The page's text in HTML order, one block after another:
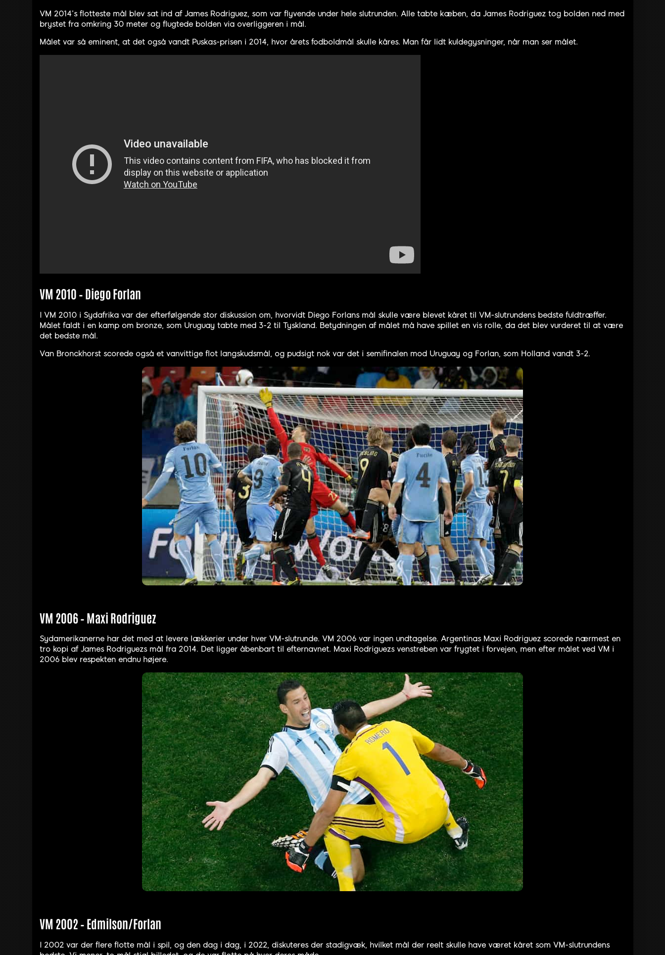
VM 2014’s flotteste mål blev sat ind af James Rodriguez, som var flyvende under hele slutrunden. Alle tabte kæben, da James Rodriguez tog bolden ned med
brystet fra omkring 30 meter og flugtede bolden via overliggeren i mål.
Målet var så eminent, at det også vandt Puskas-prisen i 2014, hvor årets fodboldmål skulle kåres. Man får lidt kuldegysninger, når man ser målet.
VM 2010 – Diego Forlan
I VM 2010 i Sydafrika var der efterfølgende stor diskussion om, hvorvidt Diego Forlans mål skulle være blevet kåret til VM-slutrundens bedste fuldtræffer.
Målet faldt i en kamp om bronze, som Uruguay tabte med 3-2 til Tyskland. Betydningen af målet må have spillet en vis rolle, da det blev vurderet til at være
det bedste mål.
Van Bronckhorst scorede også et vanvittige flot langskudsmål, og pudsigt nok var det i semifinalen mod Uruguay og Forlan, som Holland vandt 3-2.
VM 2006 – Maxi Rodriguez
Sydamerikanerne har det med at levere lækkerier under hver VM-slutrunde. VM 2006 var ingen undtagelse. Argentinas Maxi Rodriguez scorede nærmest en
tro kopi af James Rodriguezs mål fra 2014. Det ligger åbenbart til efternavnet. Maxi Rodriguezs venstreben var frygtet i forvejen, men efter målet ved VM i
2006 blev respekten endnu højere.
VM 2002 – Edmilson/Forlan
I 2002 var der flere flotte mål i spil, og den dag i dag, i 2022, diskuteres der stadigvæk, hvilket mål der reelt skulle have været kåret som VM-slutrundens